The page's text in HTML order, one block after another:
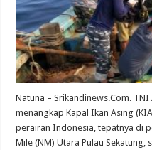
Natuna – Srikandinews.Com.
menangkap Kapal Ikan Asing
perairan Indonesia, tepatnya di
Mile (NM) Utara Pulau